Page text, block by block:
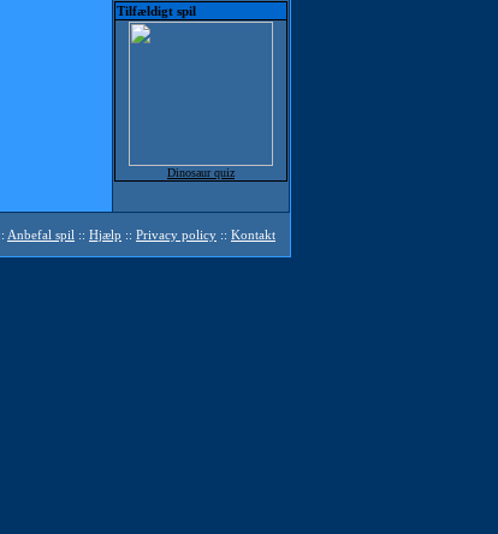
Tilfældigt spil
Dinosaur quiz
:: Anbefal spil :: Hjælp :: Privacy policy :: Kontakt